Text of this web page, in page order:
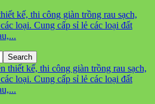
kế, thi công giàn trồng rau sạch,
loại. Cung cấp sỉ lẻ các loại đất